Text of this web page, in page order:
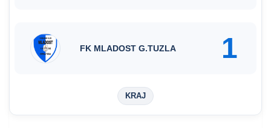
FK MLADOST G.TUZLA 1
KRAJ